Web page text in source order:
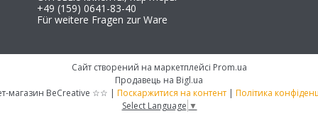
+49 (159) 0641-83-40
Für weitere Fragen zur Ware
Сайт створений на маркетплейсі Prom.ua
Продавець на Bigl.ua
Інтернет-магазин BeCreative ☆☆ | Поскаржитися на контент | Політика
Select Language ▼